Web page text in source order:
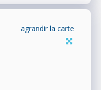
agrandir la carte